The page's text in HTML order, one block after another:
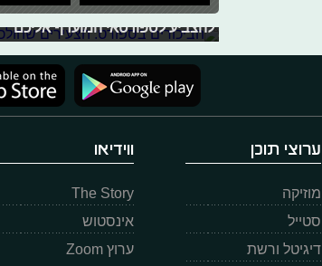
הגדולה - אלו הם הספורטאים
להצביע לספורטאי המועדף אליכם
ערוצי תוכן
מוזיקה
סטייל
דיגיטל ורשת
ווידיאו
The Story
אינסטוש
ערוץ Zoom